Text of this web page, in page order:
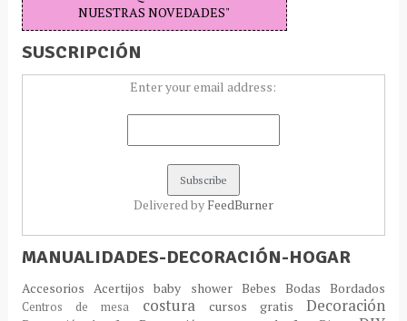
NUESTRAS NOVEDADES"
SUSCRIPCIÓN
Enter your email address:
Delivered by FeedBurner
MANUALIDADES-DECORACIÓN-HOGAR
AccesoriosAcertijosbaby shower Bebes BodasBordados
Centros de mesa costura cursos gratisDecoración